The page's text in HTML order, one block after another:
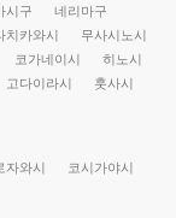
시구
네리마구
치카와시
무사시노시
코가네이시
히노시
고다이라시
훗사시
자와시
코시가야시